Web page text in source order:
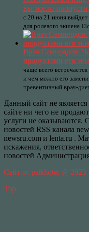
вы могли
с 20 на 21 июня выйдет
для ролевого экшена
Врач Семирядов:
продуктами его
чаще всего
и чем можно его
превентивный врач-
Данный сайт не
сайте ни чего не
услуги не оказываются.
новостей RSS канала
newsru.com и lenta.ru .
искажения,
новостей Администрация
Сайт от psikhoter @ 2023
Top